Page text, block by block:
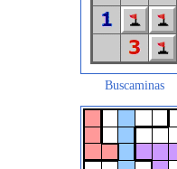
Buscaminas